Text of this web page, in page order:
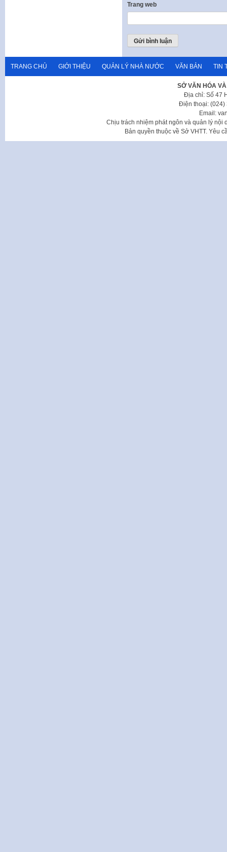
Trang web
TRANG CHỦ GIỚI THIỆU QUẢN LÝ NHÀ NƯỚC VĂN BẢN TIN
SỞ VĂN HÓA
Địa chỉ: Số 47
Điện thoại: (024)
Email:
Chịu trách nhiệm phát ngôn và quản lý nội
Bản quyền thuộc về Sở VHTT. Yêu